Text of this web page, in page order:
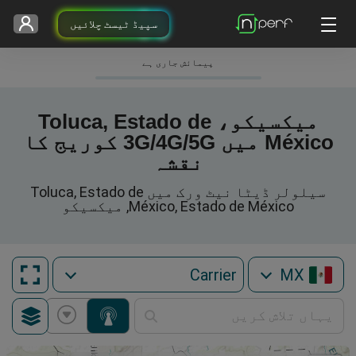
سپیڈ ٹیسٹ چلائیں
پیمائش جاری ہے
میکسیکو، Toluca, Estado de
México میں 3G/4G/5G کوریج کا
نقشہ
سیلولر ڈیٹا نیٹ ورک میں Toluca, Estado de
México, Estado de México, میکسیکو
MX